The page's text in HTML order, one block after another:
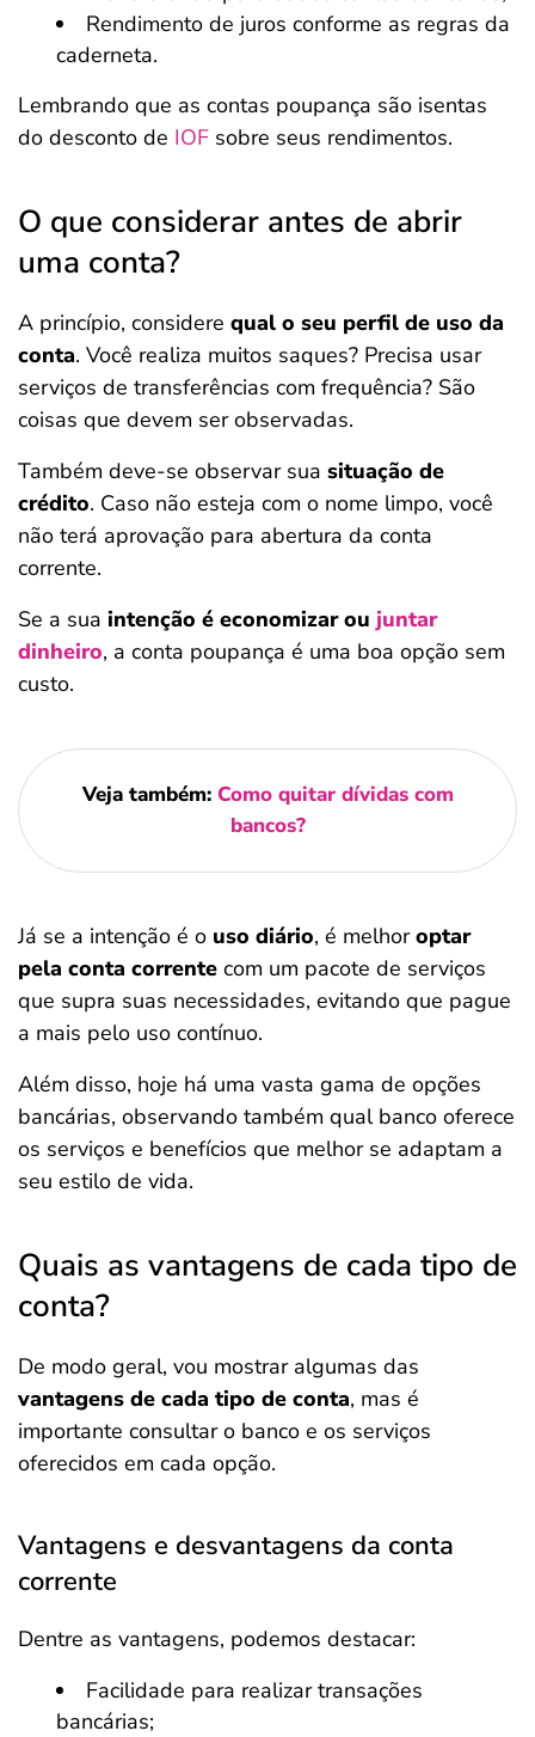
Rendimento de juros conforme as regras da
caderneta.
Lembrando que as contas poupança são isentas
do desconto de IOF sobre seus rendimentos.
O que considerar antes de abrir
uma conta?
A princípio, considere qual o seu perfil de uso da
conta. Você realiza muitos saques? Precisa usar
serviços de transferências com frequência? São
coisas que devem ser observadas.
Também deve-se observar sua situação de
crédito. Caso não esteja com o nome limpo, você
não terá aprovação para abertura da conta
corrente.
Se a sua intenção é economizar ou juntar
dinheiro, a conta poupança é uma boa opção sem
custo.
Veja também: Como quitar dívidas com
bancos?
Já se a intenção é o uso diário, é melhoroptar
pela conta corrente com um pacote de serviços
que supra suas necessidades, evitando que pague
a mais pelo uso contínuo.
Além disso, hoje há uma vasta gama de opções
bancárias, observando também qual banco oferece
os serviços e benefícios que melhor se adaptam a
seu estilo de vida.
Quais as vantagens de cada tipo de
conta?
De modo geral, vou mostrar algumas das
vantagens de cada tipo de conta, mas é
importante consultar o banco e os serviços
oferecidos em cada opção.
Vantagens e desvantagens da conta
corrente
Dentre as vantagens, podemos destacar:
Facilidade para realizar transações
bancárias;